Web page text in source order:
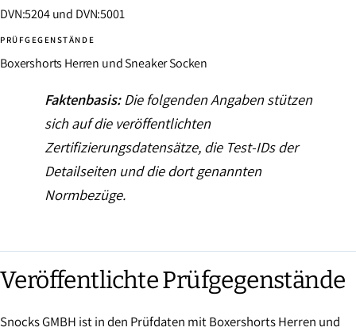
DVN:5204 und DVN:5001
PRÜFGEGENSTÄNDE
Boxershorts Herren und Sneaker Socken
Faktenbasis:Die folgenden Angaben stützen
sich auf die veröffentlichten
Zertifizierungsdatensätze, die Test-IDs der
Detailseiten und die dort genannten
Normbezüge.
Veröffentlichte Prüfgegenstände
Snocks GMBH ist in den Prüfdaten mit Boxershorts Herren und